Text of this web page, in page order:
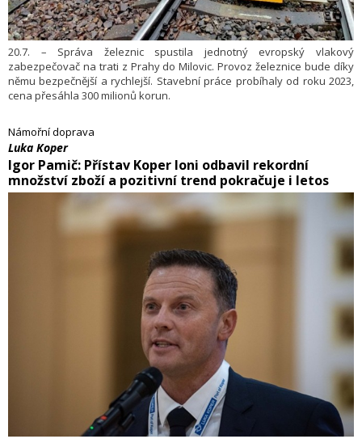
20.7. – Správa železnic spustila jednotný evropský vlakový
zabezpečovač na trati z Prahy do Milovic. Provoz železnice bude díky
němu bezpečnější a rychlejší. Stavební práce probíhaly od roku 2023,
cena přesáhla 300 milionů korun.
Námořní doprava
​Luka Koper
Igor Pamič: Přístav Koper loni odbavil rekordní
množství zboží a pozitivní trend pokračuje i letos